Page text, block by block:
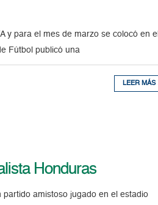
y para el mes de marzo se colocó en el
Fútbol publicó una
LEER MÁS
Honduras
amistoso jugado en el estadio